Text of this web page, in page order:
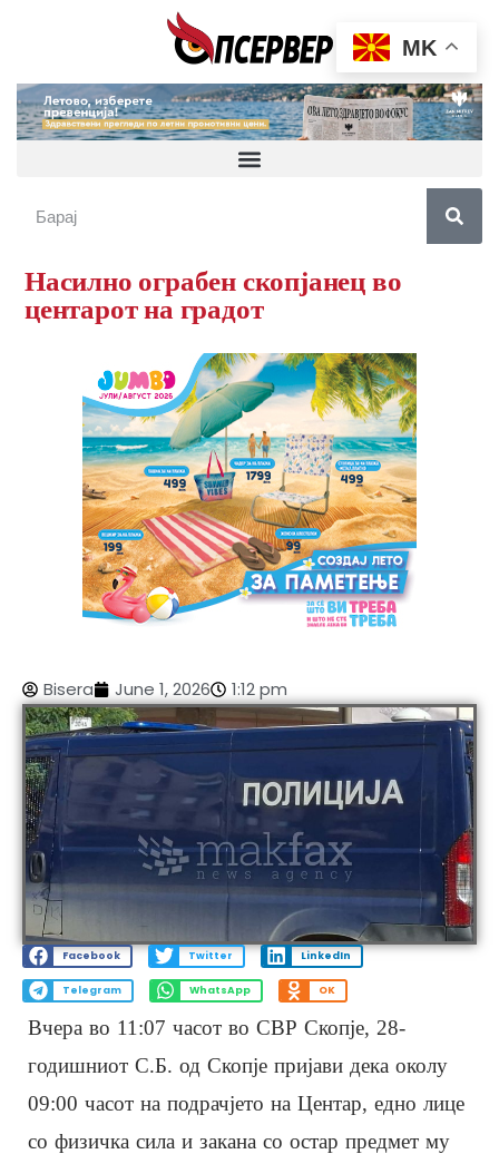
Насилно ограбен скопјанец во
центарот на градот
Bisera June 1, 2026 1:12 pm
Facebook Twitter LinkedIn
Telegram WhatsApp OK
Вчера во 11:07 часот во СВР Скопје, 28-
годишниот С.Б. од Скопје пријави дека околу
09:00 часот на подрачјето на Центар, едно лице
со физичка сила и закана со остар предмет му
MK